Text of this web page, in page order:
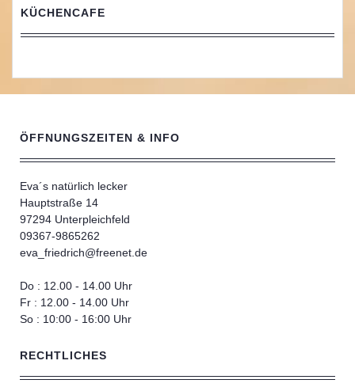
KÜCHENCAFE
ÖFFNUNGSZEITEN & INFO
Eva´s natürlich lecker
Hauptstraße 14
97294 Unterpleichfeld
09367-9865262
eva_friedrich@freenet.de
Do : 12.00 - 14.00 Uhr
Fr : 12.00 - 14.00 Uhr
So : 10:00 - 16:00 Uhr
RECHTLICHES